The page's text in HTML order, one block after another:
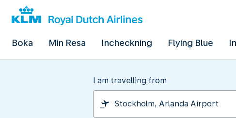
Boka Min Resa Incheckning Flying Blue
I am travelling from